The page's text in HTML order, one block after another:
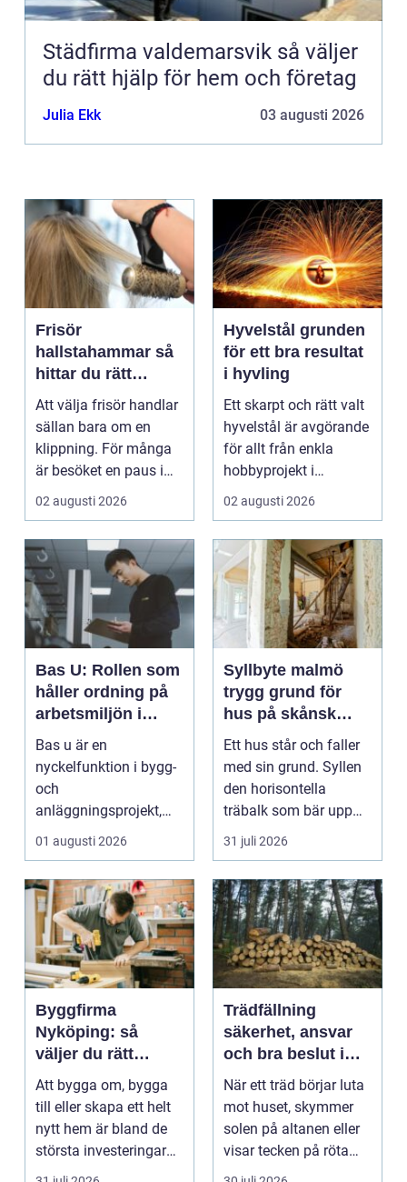
Städfirma valdemarsvik så väljer
du rätt hjälp för hem och företag
Julia Ekk 03 augusti 2026
Frisör
hallstahammar så
hittar du rätt
salong för stil,
kvalitet och känsla
Att välja frisör handlar
sällan bara om en
klippning. För många
är besöket en paus i
vardagen, ett s...
02 augusti 2026
Hyvelstål grunden
för ett bra resultat
i hyvling
Ett skarpt och rätt valt
hyvelstål är avgörande
för allt från enkla
hobbyprojekt i
verkstaden till k...
02 augusti 2026
Bas U: Rollen som
håller ordning på
arbetsmiljön i
byggprojekt
Bas u är en
nyckelfunktion i bygg-
och
anläggningsprojekt,
med ansvar för att
arbetsm...
01 augusti 2026
Syllbyte malmö
trygg grund för
hus på skånsk
mark
Ett hus står och faller
med sin grund. Syllen
den horisontella
träbalk som bär upp
väggarna mot pla...
31 juli 2026
Byggfirma
Nyköping: så
väljer du rätt
partner för ditt
projekt
Att bygga om, bygga
till eller skapa ett helt
nytt hem är bland de
största investeringar
m...
Trädfällning
säkerhet, ansvar
och bra beslut i
trädgården
När ett träd börjar luta
mot huset, skymmer
solen på altanen eller
visar tecken på röta
uppstår ofta...